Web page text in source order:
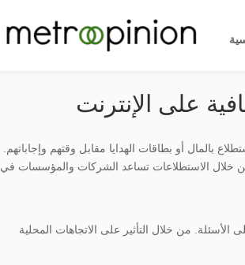
على الإنترنت
بالمال أو بطاقات الهدايا مقابل وقتهم وإجاباتهم.
خلال الاستطلاعات تساعد الشركات والمؤسسات في
من خلال التأثير على الاتجاهات المحلية